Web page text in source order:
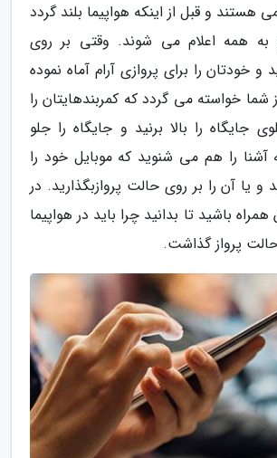
و قبل از اینکه هواپیما بلند گردد
به همه اعلام می شوند. وقتی بر روی
و خودتان را برای پروازی آرام آماه نموده
شما خواسته می گردد که کمربندهایتان را
جایگاه را بالا برنید و جایگاه را جلو
آشنا را هم می شنوید که موبایل خود را
و یا آن را بر روی حالت پروازبگذارید. در
همراه باشید تا بدانید چرا باید در هواپیما
پرواز گذاشت.